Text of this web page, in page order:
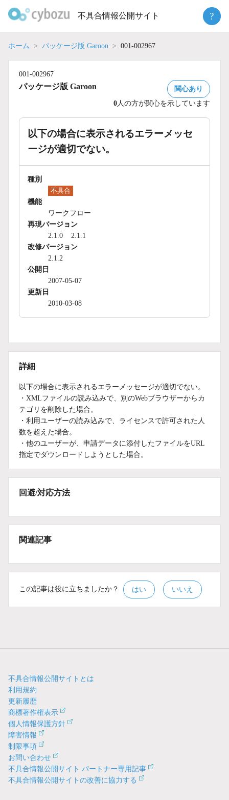
不具合情報公開サイト ?
ホーム パッケージ版 Garoon 001-002967
001-002967
パッケージ版 Garoon
関心あり
0 人の方が関心を示しています
以下の場合に表示されるエラーメッセ
ージが適切でない。
種別
不具合
機能
ワークフロー
再現バージョン
2.1.0
2.1.1
改修バージョン
2.1.2
公開日
2007-05-07
更新日
2010-03-08
詳細
以下の場合に表示されるエラーメッセージが適切でない。
・XMLファイルの読み込みで、別のWebブラウザーからカ
テゴリを削除した場合。
・利用ユーザーの読み込みで、ライセンスで許可された人
数を超えた場合。
・他のユーザーが、申請データに添付したファイルをURL
指定でダウンロードしようとした場合。
回避/対応方法
関連記事
この記事は役に立ちましたか？ はい いいえ
不具合情報公開サイトとは
利用規約
更新履歴
商標著作権表示
個人情報保護方針
障害情報
制限事項
お問い合わせ
不具合情報公開サイト パートナー専用記事
不具合情報公開サイトの改善に協力する